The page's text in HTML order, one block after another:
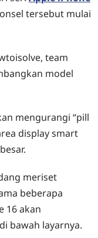
tersebut mulai
team
model
mengurangi “pill
display smart
meriset
beberapa
16 akan
bawah layarnya.